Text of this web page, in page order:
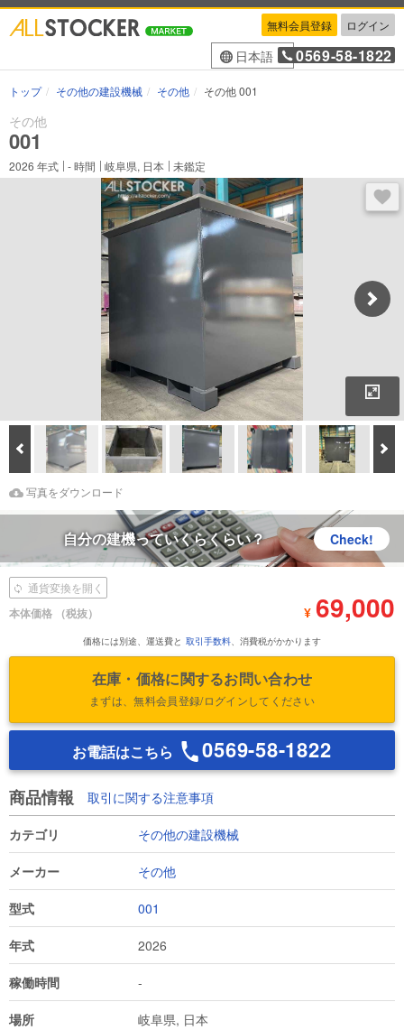
無料会員登録 ログイン
日本語 0569-58-1822
トップ その他の建設機械 その他 その他 001
その他
001
2026 年式 -時間 岐阜県, 日本 未鑑定
ロ
Prev 次
Download Images
写真をダウンロード
自分の建機っていくらくらい？ Check!
本体価格 （税抜） ¥ 69,000
通貨変換を開く
価格には別途、運送費と 取引手数料、消費税がかかります
在庫・価格に関するお問い合わせ
まずは、無料会員登録/ログインしてください
お電話はこちら 0569-58-1822
商品情報 取引に関する注意事項
カテゴリ その他の建設機械
メーカー その他
型式 001
年式 2026
稼働時間 -
場所 岐阜県, 日本